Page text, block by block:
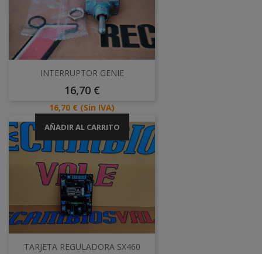
INTERRUPTOR GENIE
Precio
16,70 €
Precio
16,70 € (Sin IVA)
AÑADIR AL CARRITO
TARJETA REGULADORA SX460